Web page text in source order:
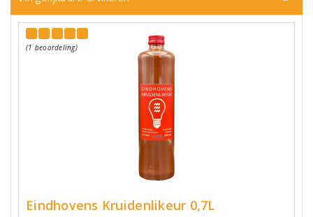
(1 beoordeling)
Eindhovens Kruidenlikeur 0,7L